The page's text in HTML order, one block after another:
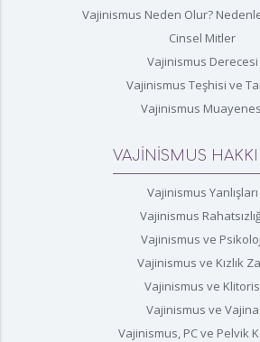
Vajinismus Neden Olur?
Cinsel Mitler
Vajinismus Derecesi
Vajinismus Teşhisi ve
Vajinismus
VAJİNİSMUS
Vajinismus Yanlışları
Vajinismus
Vajinismus ve
Vajinismus ve Kızlık
Vajinismus ve Klitoris
Vajinismus ve Vajina
Vajinismus, PC ve Pelvik